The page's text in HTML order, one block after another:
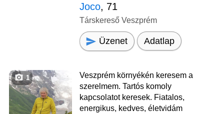
Joco, 71
Társkereső Veszprém
Üzenet Adatlap
1
Veszprém környékén keresem a
szerelmem. Tartós komoly
kapcsolatot keresek. Fiatalos,
energikus, kedves, életvidám